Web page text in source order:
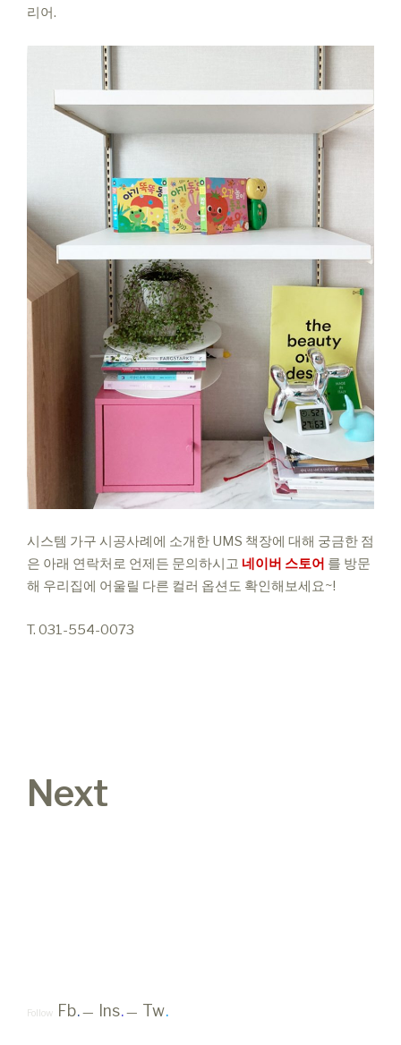
리어.
시스템 가구 시공사례에 소개한 UMS 책장에 대해 궁금한 점
은 아래 연락처로 언제든 문의하시고 네이버 스토어 를 방문
해 우리집에 어울릴 다른 컬러 옵션도 확인해보세요~!
T. 031-554-0073
Next
Follow Fb. Ins. Tw.